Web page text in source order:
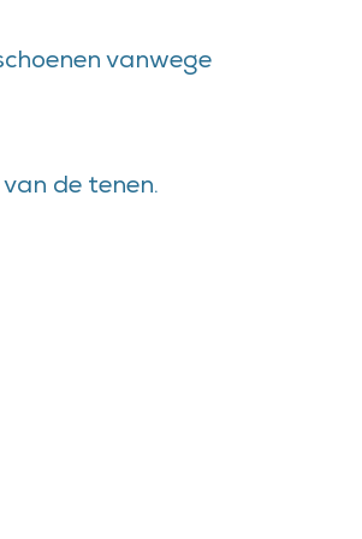
vanwege
de tenen.